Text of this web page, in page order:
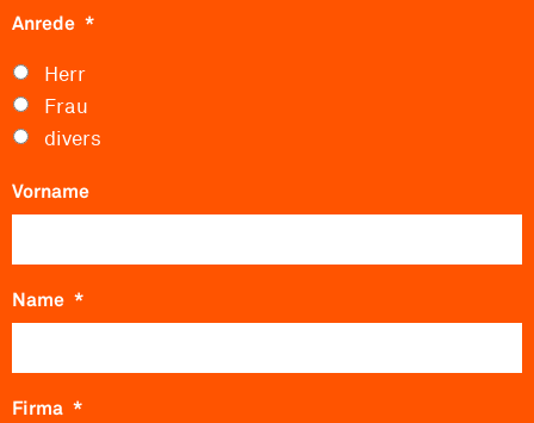
Anrede *
Herr
Frau
divers
Vorname
Name *
Firma *